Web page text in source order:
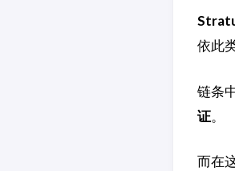
依此
链条
证。
而在